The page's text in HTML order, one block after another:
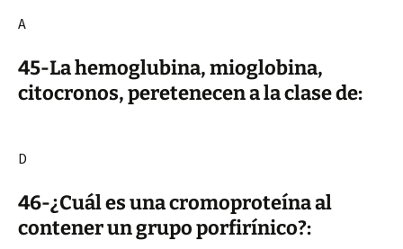
A
45-La hemoglubina, mioglobina,
citocronos, peretenecen a la clase de:
D
46-¿Cuál es una cromoproteína al
contener un grupo porfirínico?: